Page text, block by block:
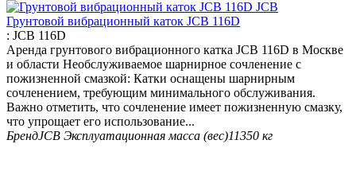
Грунтовой вибрационный каток JCB 116D
: JCB 116D
Аренда грунтового вибрационного катка JCB 116D в Москве
и области Необслуживаемое шарнирное сочленение с
пожизненной смазкой: Катки оснащены шарнирным
сочленением, требующим минимального обслуживания.
Важно отметить, что сочленение имеет пожизненную смазку,
что упрощает его использование...
БрендJCB Эксплуатационная масса (вес)11350 кг